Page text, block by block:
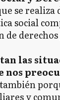
se realiza
social
las
y